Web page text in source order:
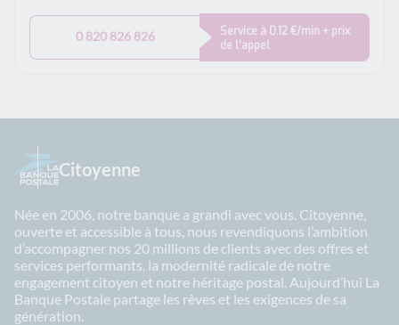
0 820 826 826
Service à 0.12 €/min + prix
de l’appel
Citoyenne
Née en 2006, notre banque a grandi avec vous. Citoyenne,
ouverte et accessible à tous, nous revendiquons l’ambition
d’accompagner nos 20 millions de clients avec des offres et
services performants, la modernité radicale de notre
engagement citoyen et notre héritage postal. Aujourd’hui La
Banque Postale partage les rêves et les exigences de sa
génération.